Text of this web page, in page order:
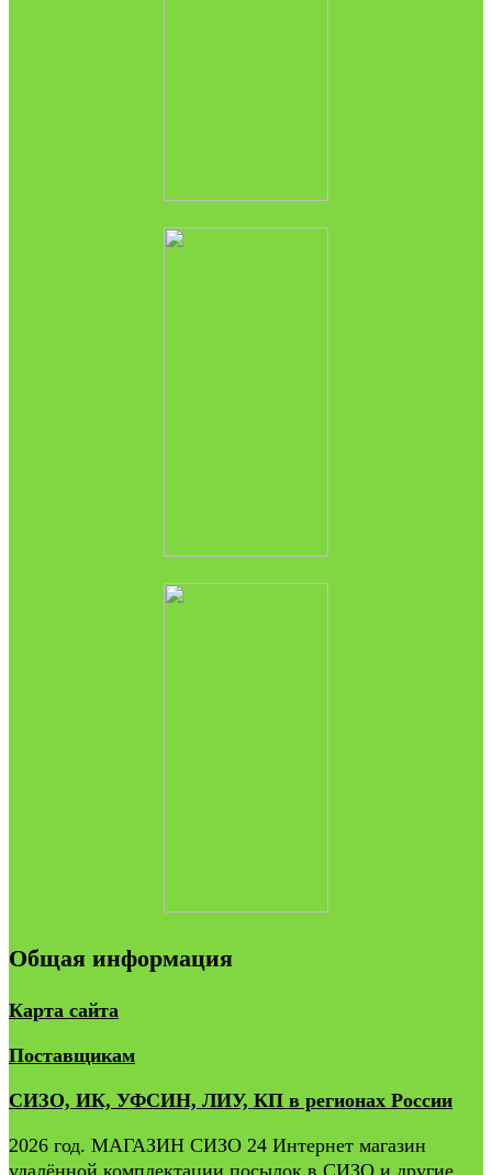
Общая информация
Карта сайта
Поставщикам
СИЗО, ИК, УФСИН, ЛИУ, КП в регионах России
2026 год. МАГАЗИН СИЗО 24 Интернет магазин
удалённой комплектации посылок в СИЗО и другие